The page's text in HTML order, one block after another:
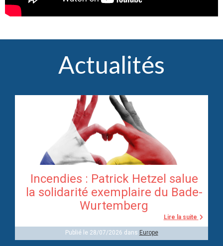
Actualités
Incendies : Patrick Hetzel salue
la solidarité exemplaire du Bade-
Wurtemberg
Lire la suite
Publié le 28/07/2026 dans Europe